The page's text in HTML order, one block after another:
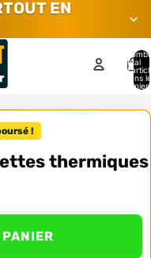
EN
total
dans le
!
thermiques